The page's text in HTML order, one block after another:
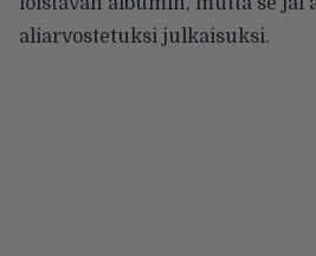
aliarvostetuksi julkaisuksi.